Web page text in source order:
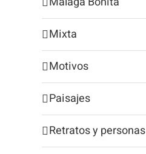
Mixta
Motivos
Paisajes
Retratos y personas